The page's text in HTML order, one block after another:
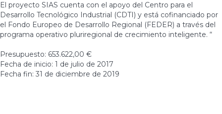
El proyecto SIAS cuenta con el apoyo del Centro para el
Desarrollo Tecnológico Industrial (CDTI) y está cofinanciado por
el Fondo Europeo de Desarrollo Regional (FEDER) a través del
programa operativo pluriregional de crecimiento inteligente. “
Presupuesto: 653.622,00 €
Fecha de inicio: 1 de julio de 2017
Fecha fin: 31 de diciembre de 2019